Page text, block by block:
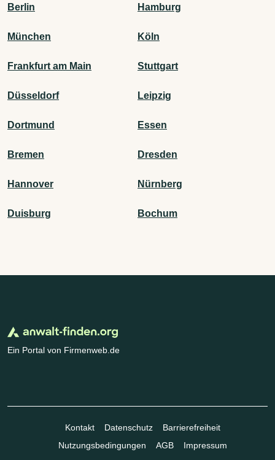
Berlin Hamburg
München Köln
Frankfurt am Main Stuttgart
Düsseldorf Leipzig
Dortmund Essen
Bremen Dresden
Hannover Nürnberg
Duisburg Bochum
Ein Portal von Firmenweb.de
Kontakt Datenschutz
Barrierefreiheit
Nutzungsbedingungen
AGB Impressum